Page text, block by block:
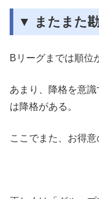
▼ またまた
Bリーグまでは順位
あまり、降格を意
は降格がある。
ここでまた、お得意